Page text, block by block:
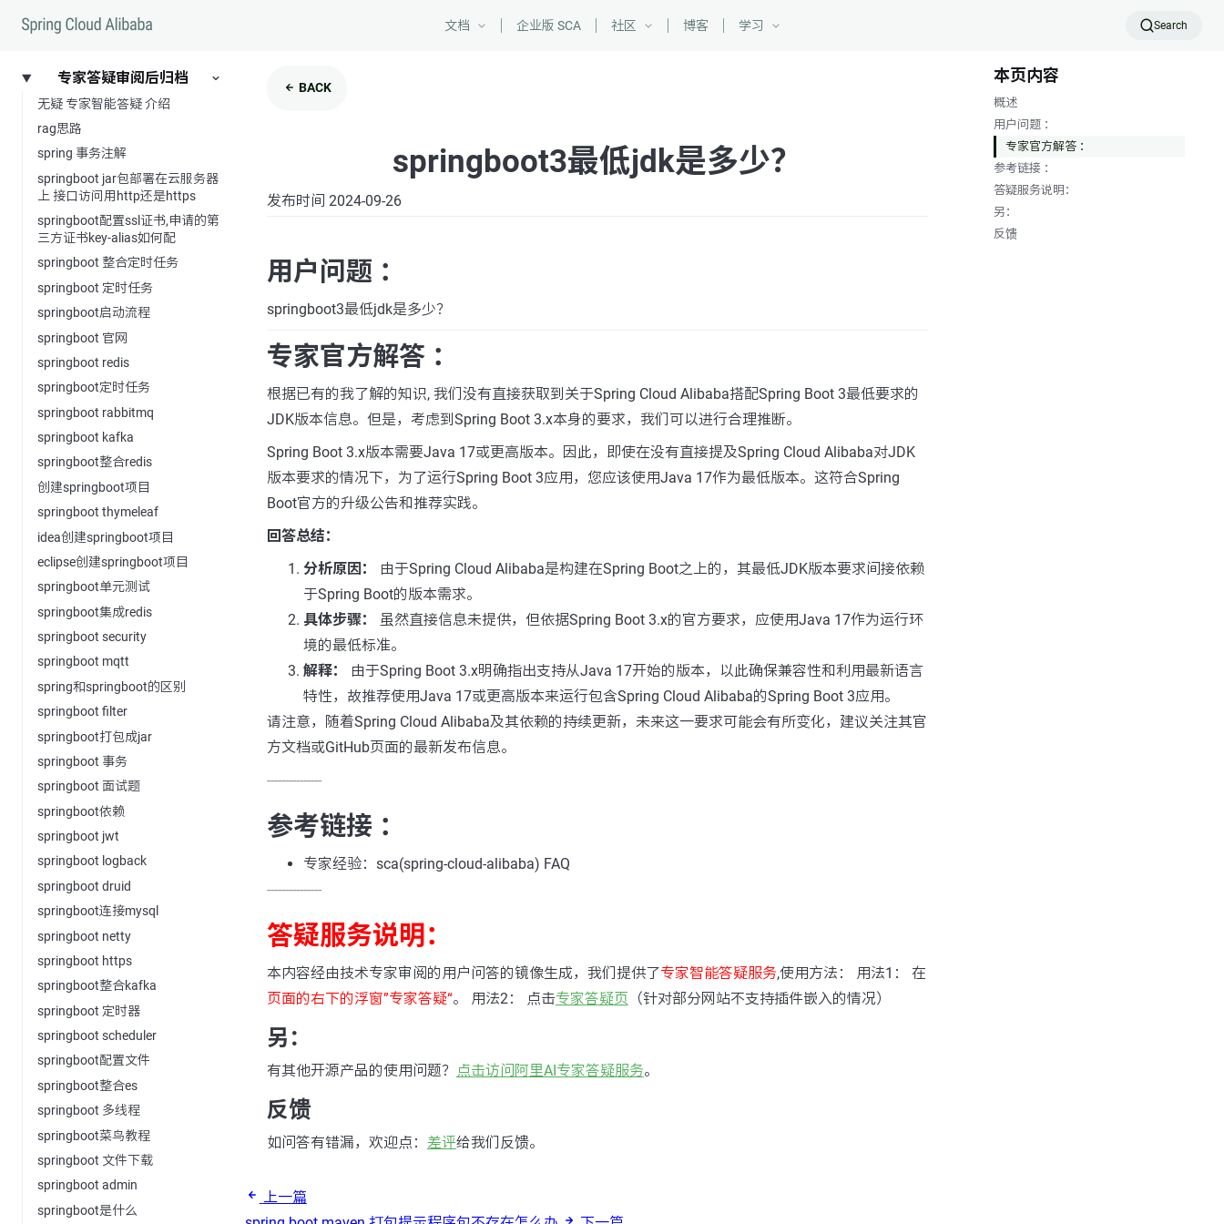
文档 企业版 SCA 社区 博客 学习 Search
专家答疑审阅后归档
无疑 专家智能答疑 介绍
rag思路
spring 事务注解
springboot jar包部署在云服务器
上 接口访问用http还是https
springboot配置ssl证书,申请的第
三方证书key-alias如何配
springboot 整合定时任务
springboot 定时任务
springboot启动流程
springboot 官网
springboot redis
springboot定时任务
springboot rabbitmq
springboot kafka
springboot整合redis
创建springboot项目
springboot thymeleaf
idea创建springboot项目
eclipse创建springboot项目
springboot单元测试
springboot集成redis
springboot security
springboot mqtt
spring和springboot的区别
springboot filter
springboot打包成jar
springboot 事务
springboot 面试题
springboot依赖
springboot jwt
springboot logback
springboot druid
springboot连接mysql
springboot netty
springboot https
springboot整合kafka
springboot 定时器
springboot scheduler
springboot配置文件
springboot整合es
springboot 多线程
springboot菜鸟教程
springboot 文件下载
springboot admin
springboot是什么
BACK
springboot3最低jdk是多少？
发布时间 2024-09-26
用户问题 ：
springboot3最低jdk是多少？
专家官方解答 ：
根据已有的我了解的知识, 我们没有直接获取到关于Spring Cloud Alibaba搭配Spring Boot 3最低要求的
JDK版本信息。但是，考虑到Spring Boot 3.x本身的要求，我们可以进行合理推断。
Spring Boot 3.x版本需要Java 17或更高版本。因此，即使在没有直接提及Spring Cloud Alibaba对JDK
版本要求的情况下，为了运行Spring Boot 3应用，您应该使用Java 17作为最低版本。这符合Spring
Boot官方的升级公告和推荐实践。
回答总结：
分析原因：
由于Spring Cloud Alibaba是构建在Spring Boot之上的，其最低JDK版本要求间接依赖
于Spring Boot的版本需求。
具体步骤：
虽然直接信息未提供，但依据Spring Boot 3.x的官方要求，应使用Java 17作为运行环
境的最低标准。
解释：
由于Spring Boot 3.x明确指出支持从Java 17开始的版本，以此确保兼容性和利用最新语言
特性，故推荐使用Java 17或更高版本来运行包含Spring Cloud Alibaba的Spring Boot 3应用。
请注意，随着Spring Cloud Alibaba及其依赖的持续更新，未来这一要求可能会有所变化，建议关注其官
方文档或GitHub页面的最新发布信息。
---------------
参考链接 ：
专家经验：sca(spring-cloud-alibaba) FAQ
---------------
答疑服务说明：
本内容经由技术专家审阅的用户问答的镜像生成，我们提供了专家智能答疑服务,使用方法： 用法1： 在
页面的右下的浮窗”专家答疑“。 用法2： 点击专家答疑页 （针对部分网站不支持插件嵌入的情况）
另：
有其他开源产品的使用问题？ 点击访问阿里AI专家答疑服务。
反馈
如问答有错漏，欢迎点： 差评给我们反馈。
上一篇
本页内容
概述
用户问题 ：
专家官方解答 ：
参考链接 ：
答疑服务说明：
另：
反馈